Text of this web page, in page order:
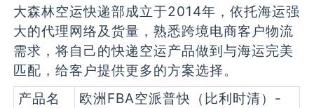
大森林空运快递部成立于2014年，依托海运强
大的代理网络及货量，熟悉跨境电商客户物流
需求，将自己的快递空运产品做到与海运完美
匹配，给客户提供更多的方案选择。
产品名
欧洲FBA空派普快（比利时清）-